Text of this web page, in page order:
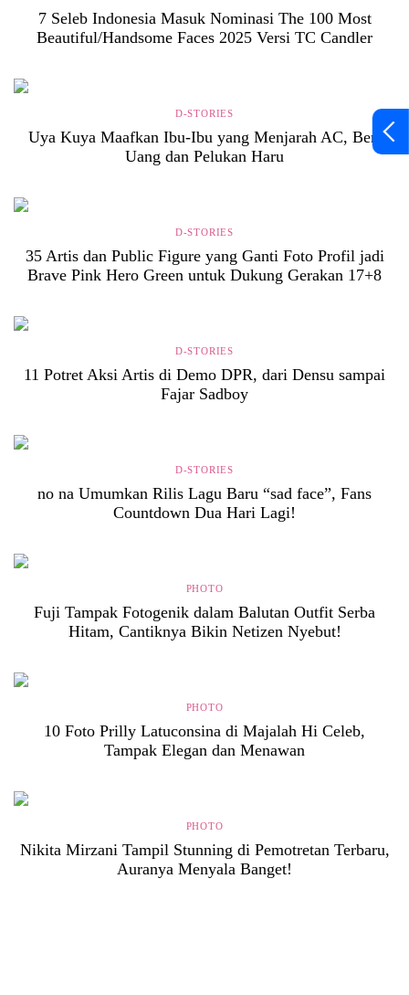
7 Seleb Indonesia Masuk Nominasi The 100 Most
Beautiful/Handsome Faces 2025 Versi TC Candler
D-STORIES
Uya Kuya Maafkan Ibu-Ibu yang Menjarah AC, Beri
Uang dan Pelukan Haru
D-STORIES
35 Artis dan Public Figure yang Ganti Foto Profil jadi
Brave Pink Hero Green untuk Dukung Gerakan 17+8
D-STORIES
11 Potret Aksi Artis di Demo DPR, dari Densu sampai
Fajar Sadboy
D-STORIES
no na Umumkan Rilis Lagu Baru “sad face”, Fans
Countdown Dua Hari Lagi!
PHOTO
Fuji Tampak Fotogenik dalam Balutan Outfit Serba
Hitam, Cantiknya Bikin Netizen Nyebut!
PHOTO
10 Foto Prilly Latuconsina di Majalah Hi Celeb,
Tampak Elegan dan Menawan
PHOTO
Nikita Mirzani Tampil Stunning di Pemotretan Terbaru,
Auranya Menyala Banget!